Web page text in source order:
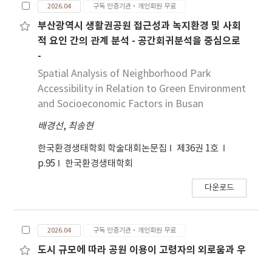
2026.04 구독 인증기관·개인회원 무료
부산광역시 생활권공원 접근성과 녹지환경 및 사회
적 요인 간의 관계 분석 - 공간회귀분석을 중심으로
-
Spatial Analysis of Neighborhood Park
Accessibility in Relation to Green Environment
and Socioeconomic Factors in Busan
배경선, 최송현
한국환경생태학회 학술대회논문집
제36권 1호
p.95
한국환경생태학회
다운로드
2026.04 구독 인증기관·개인회원 무료
도시 규모에 따라 공원 이용이 고령자의 외로움과 우